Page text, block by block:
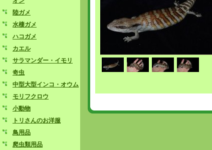
陸ガメ
水棲ガメ
ハコガメ
カエル
サラマンダー・イモリ
奇虫
中型大型インコ・オウム
モリフクロウ
小動物
トリさんのお洋服
鳥用品
爬虫類用品